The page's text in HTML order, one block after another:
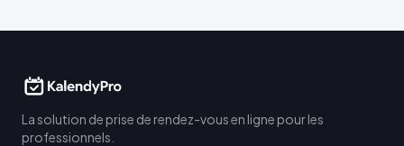
La solution de prise de rendez-vous en ligne pour les
professionnels.